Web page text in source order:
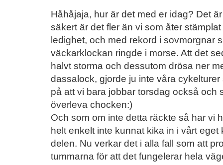
Håhåjaja, hur är det med er idag? Det
säkert är det fler än vi som åter
ledighet, och med rekord i sovmorgnar
väckarklockan ringde i morse. Att det
halvt storma och dessutom drösa ner
dassalock, gjorde ju inte våra
på att vi bara jobbar torsdag också och
överleva chocken:)
Och som om inte detta räckte så har vi
helt enkelt inte kunnat kika in i vårt
delen. Nu verkar det i alla fall som att
tummarna för att det fungelerar hela